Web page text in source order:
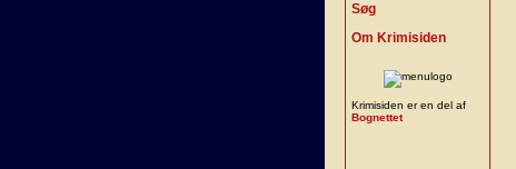
Søg
Om Krimisiden
Krimisiden er en del af
Bognettet